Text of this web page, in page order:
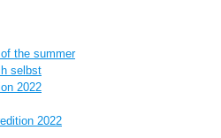
the summer
selbst
2022
2022